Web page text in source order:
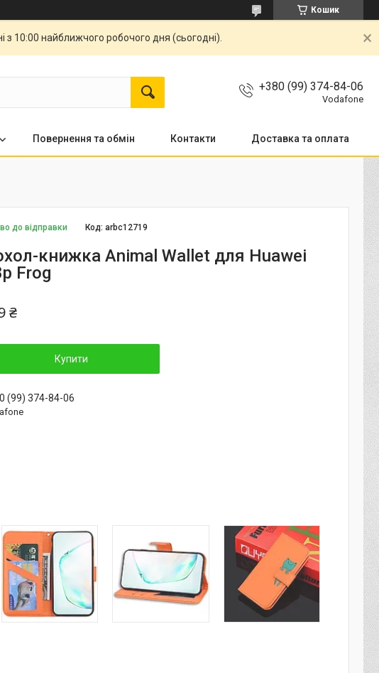
Кошик
10:00 найближчого робочого дня (сьогодні).
+380 (99) 374-84-06
Vodafone
Повернення та обмін Контакти Доставка та оплата
до відправки Код:arbc12719
книжка Animal Wallet для Huawei
Frog
₴
Купити
(99) 374-84-06